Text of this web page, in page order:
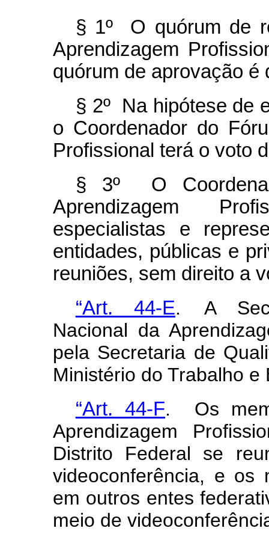
§ 1º O quórum de
Aprendizagem
quórum de aprovação é
§ 2º Na hipótese de
o Coordenador do
Profissional terá o voto
§ 3º O
Aprendizagem
especialistas e
entidades, públicas e
reuniões, sem direito a
“Art. 44-E. A
Nacional da
pela Secretaria de
Ministério do Trabalho e
“Art. 44-F. Os
Aprendizagem
Distrito Federal se
videoconferência, e os
em outros entes
meio de